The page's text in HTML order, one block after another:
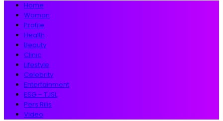
Home
Woman
Profile
Health
Beauty
Clinic
Lifestyle
Celebrity
Entertainment
ESG – TJSL
Pers Rilis
Video